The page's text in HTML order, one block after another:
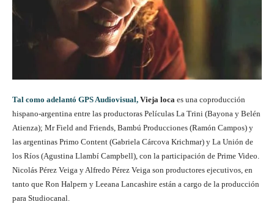
Tal como adelantó GPS Audiovisual, Vieja loca es una coproducción
hispano-argentina entre las productoras Películas La Trini (Bayona y Belén
Atienza); Mr Field and Friends, Bambú Producciones (Ramón Campos) y
las argentinas Primo Content (Gabriela Cárcova Krichmar) y La Unión de
los Ríos (Agustina Llambí Campbell), con la participación de Prime Video.
Nicolás Pérez Veiga y Alfredo Pérez Veiga son productores ejecutivos, en
tanto que Ron Halpern y Leeana Lancashire están a cargo de la producción
para Studiocanal.